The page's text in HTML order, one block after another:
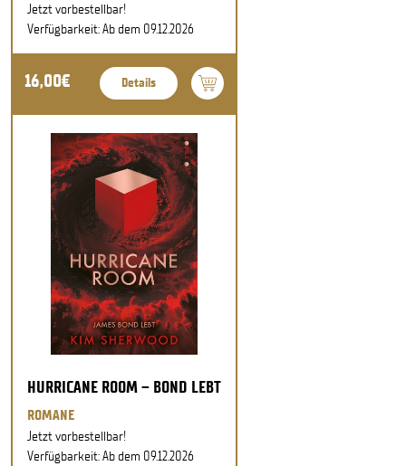
Jetzt vorbestellbar!
Verfügbarkeit: Ab dem 09.12.2026
16,00€ Details
HURRICANE ROOM – BOND LEBT
ROMANE
Jetzt vorbestellbar!
Verfügbarkeit: Ab dem 09.12.2026